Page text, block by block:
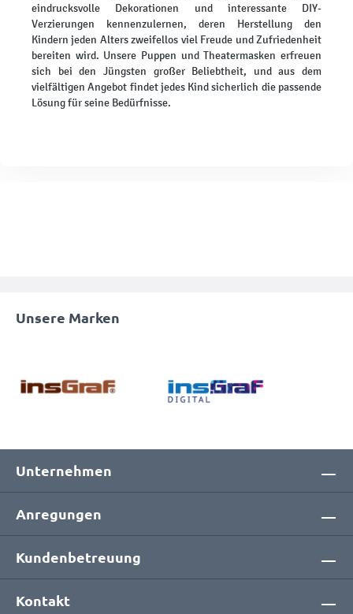
eindrucksvolle Dekorationen und interessante DIY-
Verzierungen kennenzulernen, deren Herstellung den
Kindern jeden Alters zweifellos viel Freude und Zufriedenheit
bereiten wird. Unsere Puppen und Theatermasken erfreuen
sich bei den Jüngsten großer Beliebtheit, und aus dem
vielfältigen Angebot findet jedes Kind sicherlich die passende
Lösung für seine Bedürfnisse.
Unsere Marken
Unternehmen
Anregungen
Kundenbetreuung
Kontakt